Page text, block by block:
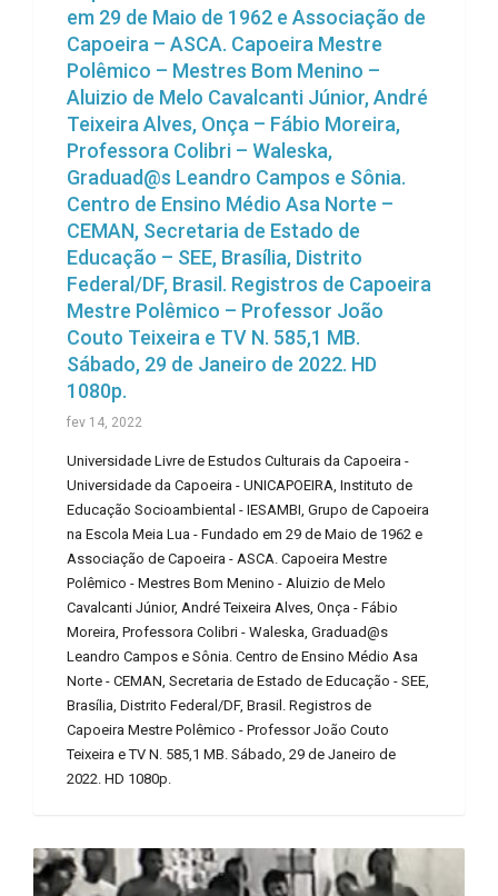
em 29 de Maio de 1962 e Associação de
Capoeira – ASCA. Capoeira Mestre
Polêmico – Mestres Bom Menino –
Aluizio de Melo Cavalcanti Júnior, André
Teixeira Alves, Onça – Fábio Moreira,
Professora Colibri – Waleska,
Graduad@s Leandro Campos e Sônia.
Centro de Ensino Médio Asa Norte –
CEMAN, Secretaria de Estado de
Educação – SEE, Brasília, Distrito
Federal/DF, Brasil. Registros de Capoeira
Mestre Polêmico – Professor João
Couto Teixeira e TV N. 585,1 MB.
Sábado, 29 de Janeiro de 2022. HD
1080p.
fev 14, 2022
Universidade Livre de Estudos Culturais da Capoeira -
Universidade da Capoeira - UNICAPOEIRA, Instituto de
Educação Socioambiental - IESAMBI, Grupo de Capoeira
na Escola Meia Lua - Fundado em 29 de Maio de 1962 e
Associação de Capoeira - ASCA. Capoeira Mestre
Polêmico - Mestres Bom Menino - Aluizio de Melo
Cavalcanti Júnior, André Teixeira Alves, Onça - Fábio
Moreira, Professora Colibri - Waleska, Graduad@s
Leandro Campos e Sônia. Centro de Ensino Médio Asa
Norte - CEMAN, Secretaria de Estado de Educação - SEE,
Brasília, Distrito Federal/DF, Brasil. Registros de
Capoeira Mestre Polêmico - Professor João Couto
Teixeira e TV N. 585,1 MB. Sábado, 29 de Janeiro de
2022. HD 1080p.